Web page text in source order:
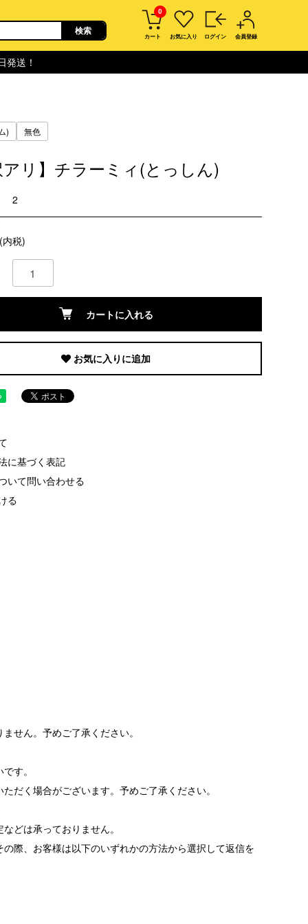
0
カート お気に入り ログイン 会員登録
発送！
) 無色
アリ】チラーミィ(とっしん)
2
税)
カートに入れる
お気に入りに追加
に基づく表記
いて問い合わせる
る
せん。予めご了承ください。
す。
だく場合がございます。予めご了承ください。
どは承っておりません。
際、お客様は以下のいずれかの方法から選択して返信を